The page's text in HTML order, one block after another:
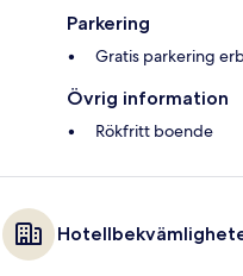
Parkering
Gratis parkering
Övrig information
Rökfritt boende